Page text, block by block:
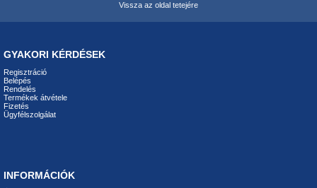
Vissza az oldal tetejére
GYAKORI KÉRDÉSEK
Regisztráció
Belépés
Rendelés
Termékek átvétele
Fizetés
Ügyfélszolgálat
INFORMÁCIÓK